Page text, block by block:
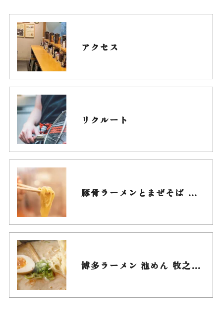
アクセス
リクルート
豚骨ラーメンとまぜそば 池めん 浜松店
博多ラーメン 池めん 牧之原本店